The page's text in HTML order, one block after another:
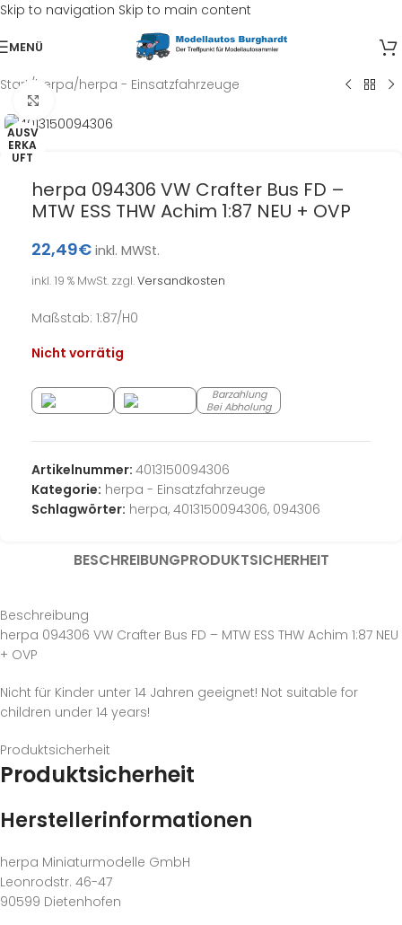
Skip to navigation Skip to main content
MENÜ
Start /herpa/herpa - Einsatzfahrzeuge
AUSV
ERKA
UFT
herpa 094306 VW Crafter Bus FD –
MTW ESS THW Achim 1:87 NEU + OVP
22,49€ inkl. MWSt.
inkl. 19 % MwSt. zzgl.Versandkosten
Maßstab: 1:87/H0
Nicht vorrätig
Barzahlung
Bei Abholung
Artikelnummer: 4013150094306
Kategorie: herpa - Einsatzfahrzeuge
Schlagwörter: herpa, 4013150094306, 094306
BESCHREIBUNGPRODUKTSICHERHEIT
Beschreibung
herpa 094306 VW Crafter Bus FD – MTW ESS THW Achim 1:87 NEU
+ OVP
Nicht für Kinder unter 14 Jahren geeignet! Not suitable for
children under 14 years!
Produktsicherheit
Produktsicherheit
Herstellerinformationen
herpa Miniaturmodelle GmbH
Leonrodstr. 46-47
90599 Dietenhofen